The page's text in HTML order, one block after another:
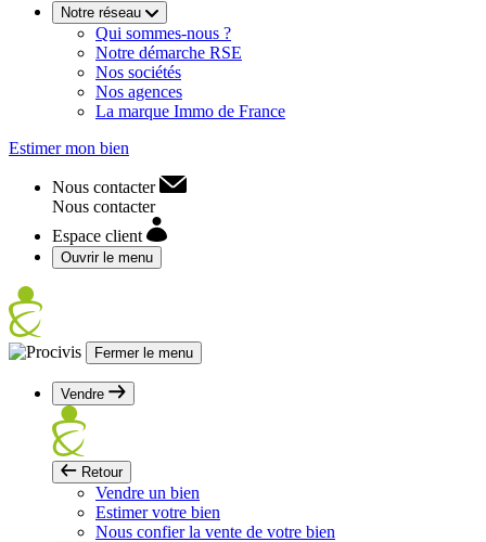
Notre réseau
Qui sommes-nous ?
Notre démarche RSE
Nos sociétés
Nos agences
La marque Immo de France
Estimer mon bien
Nous contacter
Nous contacter
Espace client
Ouvrir le menu
Fermer le menu
Vendre
Retour
Vendre un bien
Estimer votre bien
Nous confier la vente de votre bien